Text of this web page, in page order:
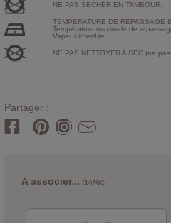
NE PAS SECHER EN TAMBOUR.
TEMPERATURE DE REPASSAGE
Température maximale de
Vapeur interdite
NE PAS NETTOYER A SEC (ne
Partager :
A associer...